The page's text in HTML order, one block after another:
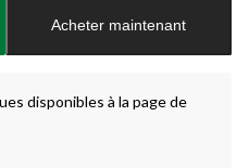
Acheter maintenant
disponibles à la page de